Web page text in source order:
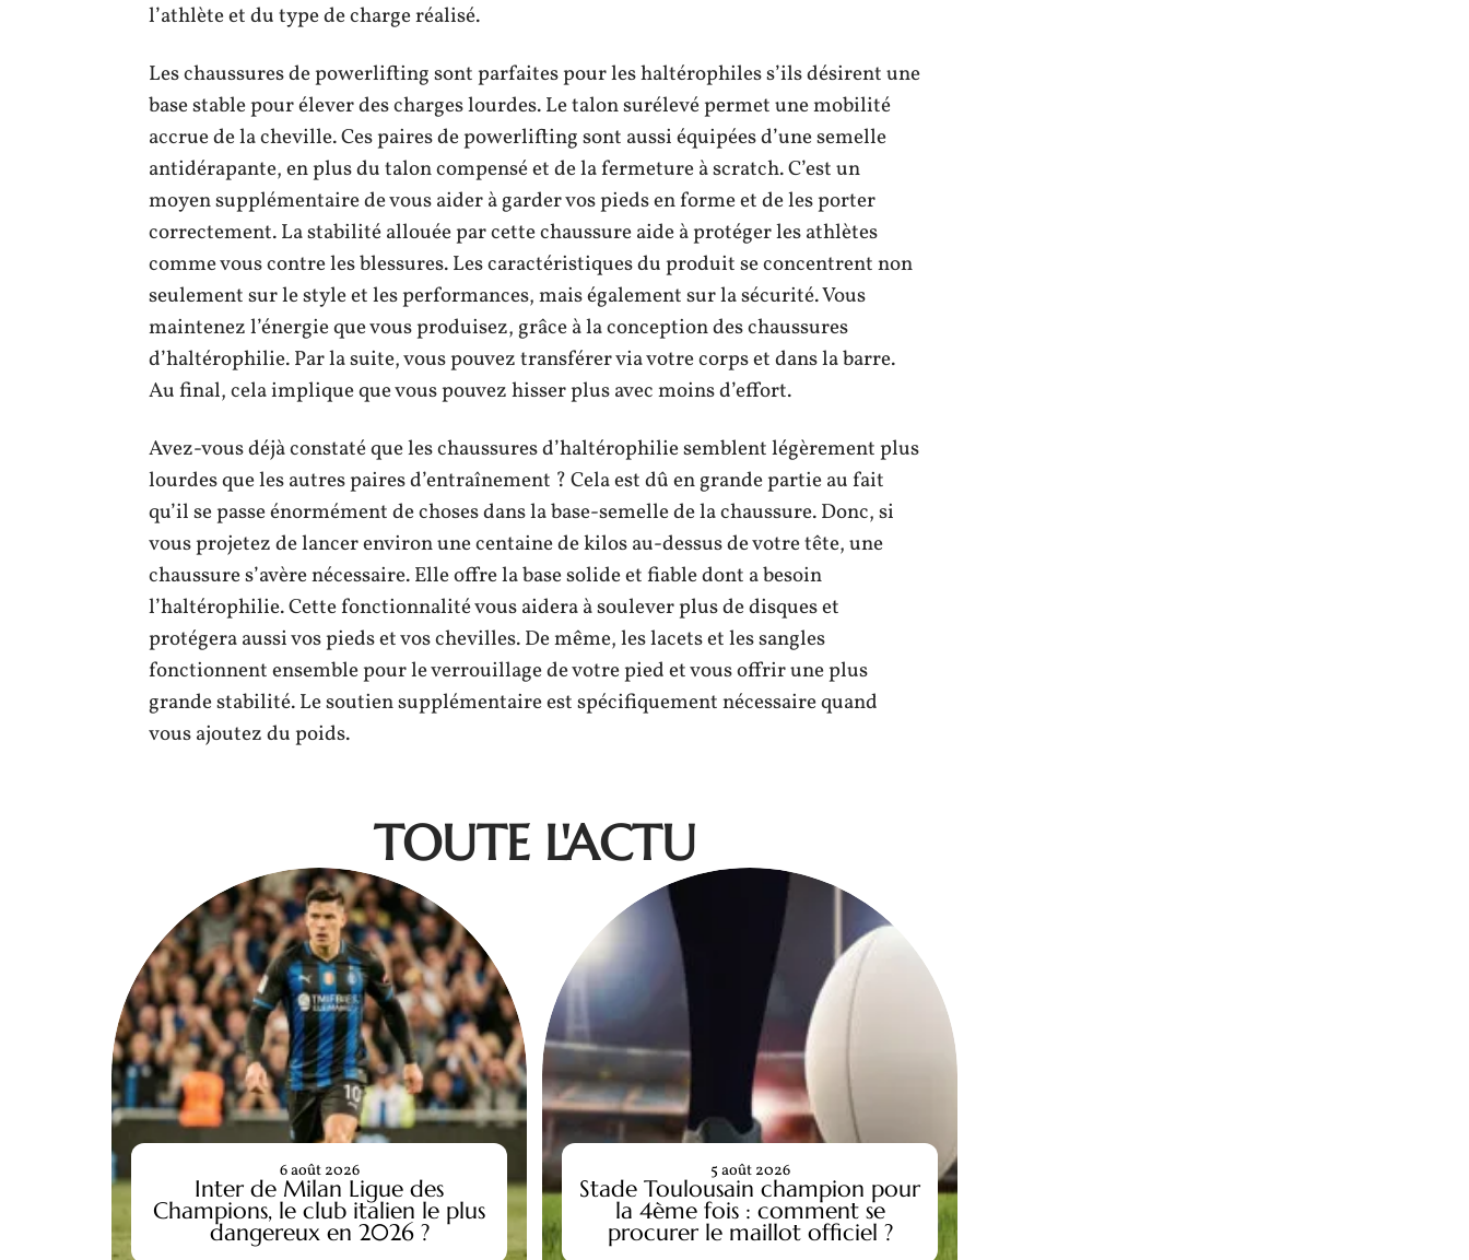
l’athlète et du type de charge réalisé.
Les chaussures de powerlifting sont parfaites pour les haltérophiles s’ils désirent une
base stable pour élever des charges lourdes. Le talon surélevé permet une mobilité
accrue de la cheville. Ces paires de powerlifting sont aussi équipées d’une semelle
antidérapante, en plus du talon compensé et de la fermeture à scratch. C’est un
moyen supplémentaire de vous aider à garder vos pieds en forme et de les porter
correctement. La stabilité allouée par cette chaussure aide à protéger les athlètes
comme vous contre les blessures. Les caractéristiques du produit se concentrent non
seulement sur le style et les performances, mais également sur la sécurité. Vous
maintenez l’énergie que vous produisez, grâce à la conception des chaussures
d’haltérophilie. Par la suite, vous pouvez transférer via votre corps et dans la barre.
Au final, cela implique que vous pouvez hisser plus avec moins d’effort.
Avez-vous déjà constaté que les chaussures d’haltérophilie semblent légèrement plus
lourdes que les autres paires d’entraînement ? Cela est dû en grande partie au fait
qu’il se passe énormément de choses dans la base-semelle de la chaussure. Donc, si
vous projetez de lancer environ une centaine de kilos au-dessus de votre tête, une
chaussure s’avère nécessaire. Elle offre la base solide et fiable dont a besoin
l’haltérophilie. Cette fonctionnalité vous aidera à soulever plus de disques et
protégera aussi vos pieds et vos chevilles. De même, les lacets et les sangles
fonctionnent ensemble pour le verrouillage de votre pied et vous offrir une plus
grande stabilité. Le soutien supplémentaire est spécifiquement nécessaire quand
vous ajoutez du poids.
TOUTE L'ACTU
Inter de Milan Ligue des
Champions, le club italien le plus
dangereux en 2026 ?
6 août 2026
Stade Toulousain champion pour
la 4ème fois : comment se
procurer le maillot officiel ?
5 août 2026